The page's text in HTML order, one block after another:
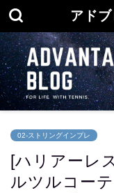
アド
02-ストリングインプレ
[ハリアーレ
ルツルコー